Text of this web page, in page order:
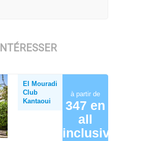
El Mouradi
Club
Kantaoui
à partir de
347 en
all
inclusive